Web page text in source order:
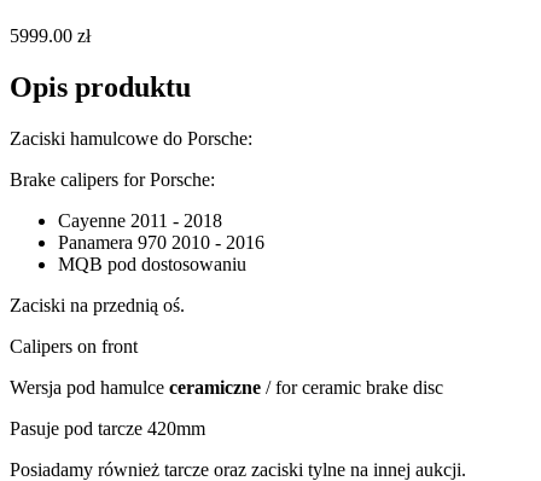
5999.00 zł
Opis produktu
Zaciski hamulcowe do Porsche:
Brake calipers for Porsche:
Cayenne 2011 - 2018
Panamera 970 2010 - 2016
MQB pod dostosowaniu
Zaciski na przednią oś.
Calipers on front
Wersja pod hamulce ceramiczne / for ceramic brake disc
Pasuje pod tarcze 420mm
Posiadamy również tarcze oraz zaciski tylne na innej aukcji.